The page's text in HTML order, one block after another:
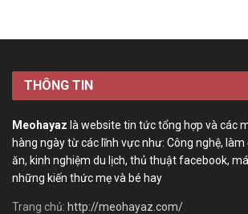
THÔNG TIN
Meohayaz là website tin tức tổng hợp và các
hàng ngày từ các lĩnh vực như: Công nghệ,
ăn, kinh nghiệm du lịch, thủ thuật facebook,
những kiến thức mẹ và bé hay
Trang chủ: http://meohayaz.com/